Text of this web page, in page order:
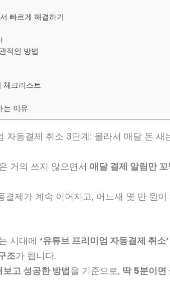
빠르게 해결하기
적인 방법
체크리스트
는 이유
자동결제 취소 3단계: 몰라서 매달 돈 새
거의 쓰지 않으면서 매달 결제 알림만
결제가 계속 이어지고, 어느새 몇 만 원
시대에 ‘유튜브 프리미엄 자동결제 취소’
조가 됩니다.
보고 성공한 방법을 기준으로, 딱 5분이면